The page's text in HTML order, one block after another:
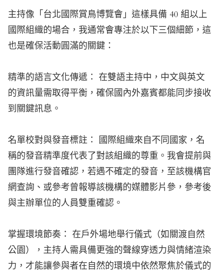
主持像「台北國際賞鳥博覽會」這樣具備 40 組以上
國際組織的場合，我通常會專注於以下三個細節，這
也是確保活動圓滿的關鍵：
精準的語言文化傳遞： 在雙語主持中，中文與英文
的資訊量需取得平衡，確保國內外嘉賓都能同步接收
到關鍵訊息。
名單校對與發音標註： 國際組織來自不同國家，名
稱的發音精準度代表了對該組織的尊重。我會提前與
團隊進行發音確認，若遇不確定的發音，至該機構官
網查詢、或參考曾報導該機構的媒體影片參，參考後
與主辦單位的人員雙重確認。
掌握環境節奏： 在戶外場地舉行儀式（如關渡自然
公園），主持人需具備更強的聲線穿透力與情緒渲染
力，才能讓參與者在自然的環境中依然聚焦於儀式的